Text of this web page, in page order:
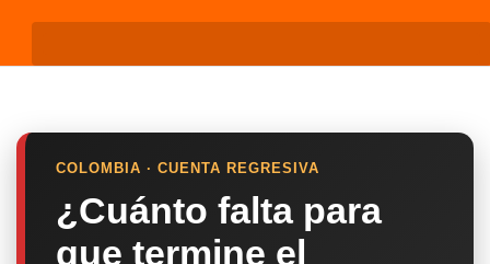
COLOMBIA · CUENTA REGRESIVA
¿Cuánto falta para
que termine el